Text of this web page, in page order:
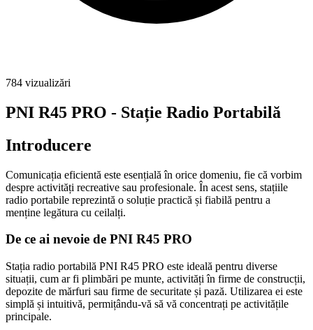
784 vizualizări
PNI R45 PRO - Stație Radio Portabilă
Introducere
Comunicația eficientă este esențială în orice domeniu, fie că vorbim
despre activități recreative sau profesionale. În acest sens, stațiile
radio portabile reprezintă o soluție practică și fiabilă pentru a
menține legătura cu ceilalți.
De ce ai nevoie de PNI R45 PRO
Stația radio portabilă PNI R45 PRO este ideală pentru diverse
situații, cum ar fi plimbări pe munte, activități în firme de construcții,
depozite de mărfuri sau firme de securitate și pază. Utilizarea ei este
simplă și intuitivă, permițându-vă să vă concentrați pe activitățile
principale.